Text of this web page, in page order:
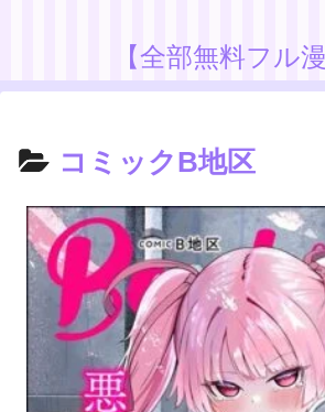
【全部無料フル漫
コミックB地区